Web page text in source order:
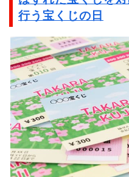
行う宝くじの日